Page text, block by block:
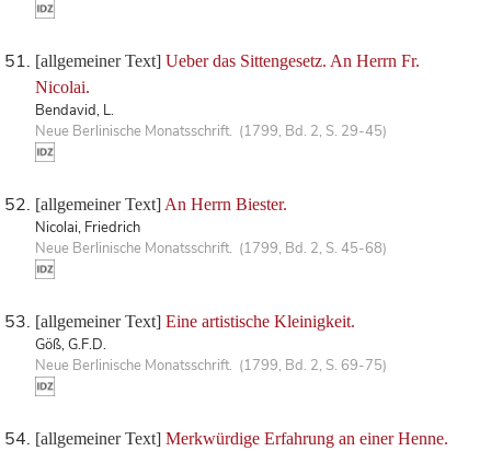
[allgemeiner Text] Ueber das Sittengesetz. An Herrn Fr.
Nicolai.
Bendavid, L.
Neue Berlinische Monatsschrift. (1799, Bd. 2, S. 29-45)
[allgemeiner Text] An Herrn Biester.
Nicolai, Friedrich
Neue Berlinische Monatsschrift. (1799, Bd. 2, S. 45-68)
[allgemeiner Text] Eine artistische Kleinigkeit.
Göß, G.F.D.
Neue Berlinische Monatsschrift. (1799, Bd. 2, S. 69-75)
[allgemeiner Text] Merkwürdige Erfahrung an einer Henne.